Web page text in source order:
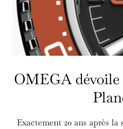
OMEGA dévoile
Exactement 20 ans après